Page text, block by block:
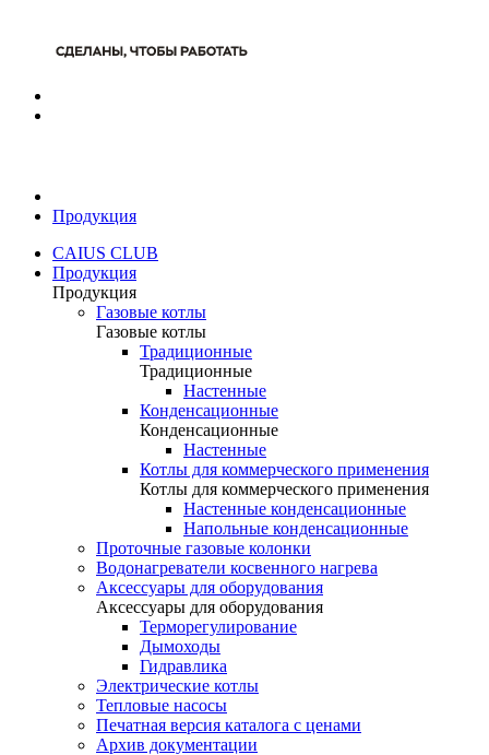
Продукция
CAIUS CLUB
Продукция
Продукция
Газовые котлы
Газовые котлы
Традиционные
Традиционные
Настенные
Конденсационные
Конденсационные
Настенные
Котлы для коммерческого применения
Котлы для коммерческого применения
Настенные конденсационные
Напольные конденсационные
Проточные газовые колонки
Водонагреватели косвенного нагрева
Аксессуары для оборудования
Аксессуары для оборудования
Терморегулирование
Дымоходы
Гидравлика
Электрические котлы
Тепловые насосы
Печатная версия каталога с ценами
Архив документации